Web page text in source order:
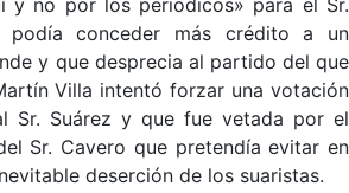
y no por los periódicos» para el Sr.
conceder más crédito a un
y que desprecia al partido del que
Villa intentó forzar una votación
Sr. Suárez y que fue vetada por el
Sr. Cavero que pretendía evitar en
deserción de los suaristas.